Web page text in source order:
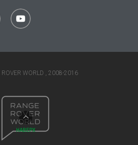
WORLD , 2008-2016
НАВЕРХ